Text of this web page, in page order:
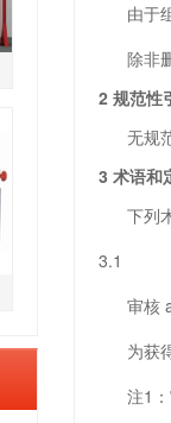
由于组
除非删
2 规范性
无规范
3 术语和
下列术
3.1
审核
为获得
注1：